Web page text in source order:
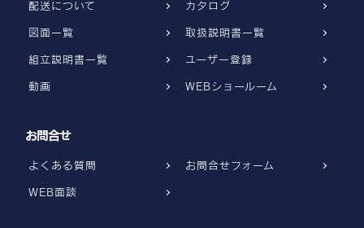
配送について カタログ
図面一覧 取扱説明書一覧
組立説明書一覧 ユーザー登録
動画 WEBショールーム
お問合せ
よくある質問 お問合せフォーム
WEB面談